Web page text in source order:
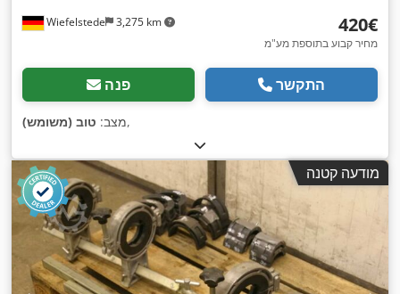
Wiefelstede 3,275 km ‏420 ‏€
מחיר קבוע בתוספת מע"מ
פנה התקשר
מצב: טוב (משומש) ,
מודעה קטנה